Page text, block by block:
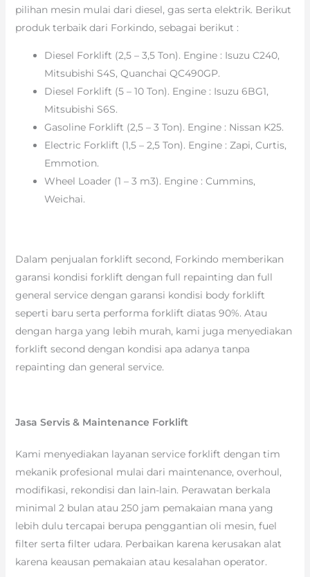
pilihan mesin mulai dari diesel, gas serta elektrik. Berikut
produk terbaik dari Forkindo, sebagai berikut :
Diesel Forklift (2,5 – 3,5 Ton). Engine : Isuzu C240,
Mitsubishi S4S, Quanchai QC490GP.
Diesel Forklift (5 – 10 Ton). Engine : Isuzu 6BG1,
Mitsubishi S6S.
Gasoline Forklift (2,5 – 3 Ton). Engine : Nissan K25.
Electric Forklift (1,5 – 2,5 Ton). Engine : Zapi, Curtis,
Emmotion.
Wheel Loader (1 – 3 m3). Engine : Cummins,
Weichai.
Dalam penjualan forklift second, Forkindo memberikan
garansi kondisi forklift dengan full repainting dan full
general service dengan garansi kondisi body forklift
seperti baru serta performa forklift diatas 90%. Atau
dengan harga yang lebih murah, kami juga menyediakan
forklift second dengan kondisi apa adanya tanpa
repainting dan general service.
Jasa Servis & Maintenance Forklift
Kami menyediakan layanan service forklift dengan tim
mekanik profesional mulai dari maintenance, overhoul,
modifikasi, rekondisi dan lain-lain. Perawatan berkala
minimal 2 bulan atau 250 jam pemakaian mana yang
lebih dulu tercapai berupa penggantian oli mesin, fuel
filter serta filter udara. Perbaikan karena kerusakan alat
karena keausan pemakaian atau kesalahan operator.